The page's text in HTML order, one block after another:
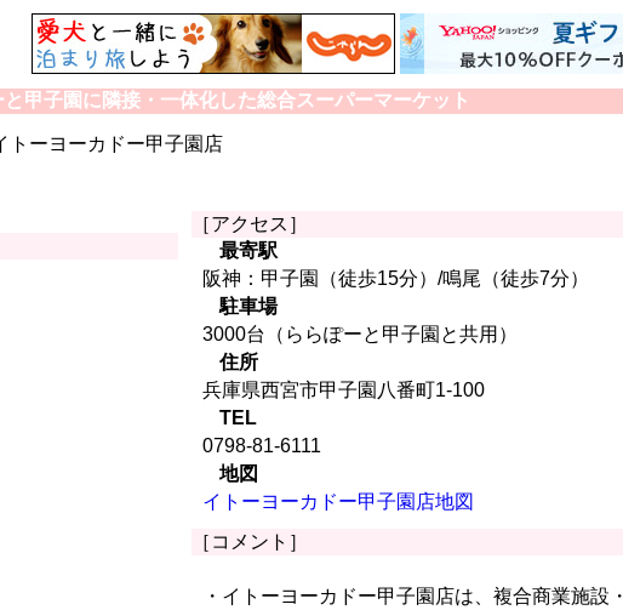
甲子園に隣接・一体化した総合スーパーマーケット
トーヨーカドー甲子園店
［アクセス］
最寄駅
阪神：甲子園（徒歩15分）/鳴尾（徒歩7分）
駐車場
3000台（ららぽーと甲子園と共用）
住所
兵庫県西宮市甲子園八番町1-100
TEL
0798-81-6111
地図
イトーヨーカドー甲子園店地図
［コメント］
・イトーヨーカドー甲子園店は、複合商業施設・